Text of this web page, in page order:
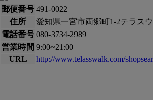
郵便番号 491-0022
住所
愛知県一宮市両郷町1-2テラス
電話番号 080-3734-2989
営業時間 9:00~21:00
URL
http://www.telasswalk.com/